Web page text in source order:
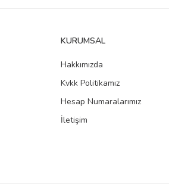
KURUMSAL
Hakkımızda
Kvkk Politikamız
Hesap Numaralarımız
İletişim